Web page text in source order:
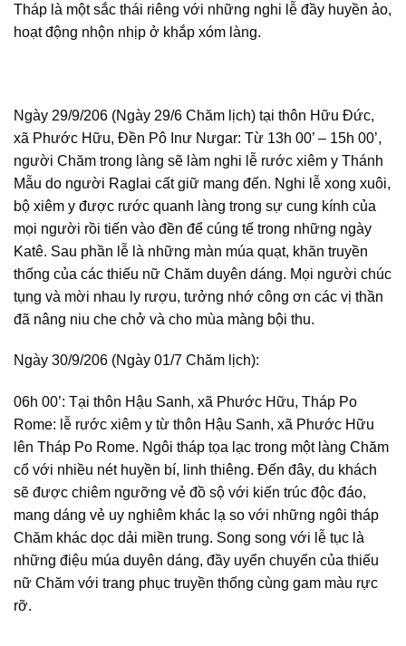
Tháp là một sắc thái riêng với những nghi lễ đầy huyền ảo,
hoạt động nhộn nhịp ở khắp xóm làng.
Ngày 29/9/206 (Ngày 29/6 Chăm lịch) tại thôn Hữu Đức,
xã Phước Hữu, Đền Pô Inư Nưgar: Từ 13h 00’ – 15h 00’,
người Chăm trong làng sẽ làm nghi lễ rước xiêm y Thánh
Mẫu do người Raglai cất giữ mang đến. Nghi lễ xong xuôi,
bộ xiêm y được rước quanh làng trong sự cung kính của
mọi người rồi tiến vào đền để cúng tế trong những ngày
Katê. Sau phần lễ là những màn múa quạt, khăn truyền
thống của các thiếu nữ Chăm duyên dáng. Mọi người chúc
tụng và mời nhau ly rượu, tưởng nhớ công ơn các vị thần
đã nâng niu che chở và cho mùa màng bội thu.
Ngày 30/9/206 (Ngày 01/7 Chăm lịch):
06h 00’: Tại thôn Hậu Sanh, xã Phước Hữu, Tháp Po
Rome: lễ rước xiêm y từ thôn Hậu Sanh, xã Phước Hữu
lên Tháp Po Rome. Ngôi tháp tọa lạc trong một làng Chăm
cổ với nhiều nét huyền bí, linh thiêng. Đến đây, du khách
sẽ được chiêm ngưỡng vẻ đồ sộ với kiến trúc độc đáo,
mang dáng vẻ uy nghiêm khác lạ so với những ngôi tháp
Chăm khác dọc dải miền trung. Song song với lễ tục là
những điệu múa duyên dáng, đầy uyển chuyển của thiếu
nữ Chăm với trang phục truyền thống cùng gam màu rực
rỡ.